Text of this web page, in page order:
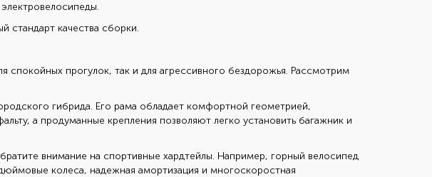
стандарт качества сборки.
спокойных прогулок, так и для агрессивного бездорожья. Рассмотрим
гибрида. Его рама обладает комфортной геометрией,
а продуманные крепления позволяют легко установить багажник и
внимание на спортивные хардтейлы. Например, горный велосипед
колеса, надежная амортизация и многоскоростная